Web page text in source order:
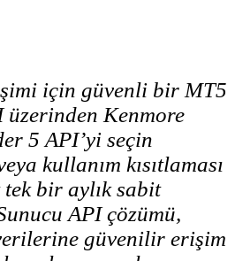
için güvenli bir MT5
üzerinden Kenmore
5 API’yi seçin
kullanım kısıtlaması
bir aylık sabit
API çözümü,
güvenilir erişim